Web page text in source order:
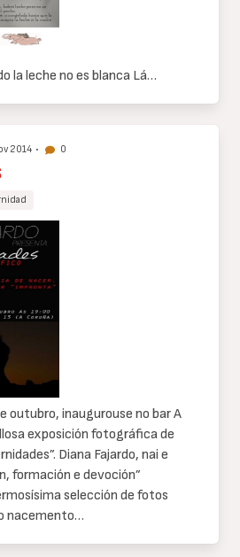
la leche no es blanca Lá…
2014 • 0
outubro, inaugurouse no bar A
exposición fotográfica de
Diana Fajardo, nai e
formación e devoción”
selección de fotos
nacemento…